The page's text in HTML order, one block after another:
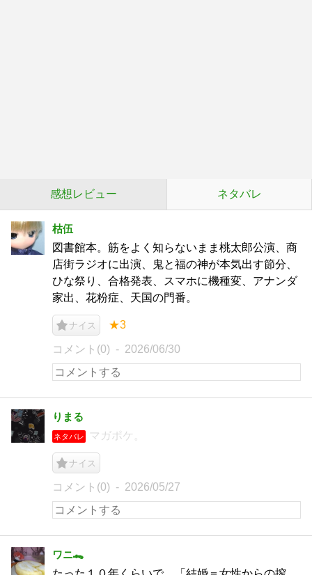
感想レビュー ネタバレ
枯伍
図書館本。筋をよく知らないまま桃太郎公演、商
店街ラジオに出演、鬼と福の神が本気出す節分、
ひな祭り、合格発表、スマホに機種変、アナンダ
家出、花粉症、天国の門番。
ナイス ★3
コメント(0) 2026/06/30
りまる
ネタバレ マガポケ。
ナイス
コメント(0) 2026/05/27
ワニ🐊